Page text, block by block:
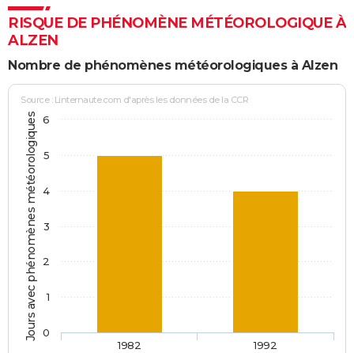
RISQUE DE PHÉNOMÈNE MÉTÉOROLOGIQUE À
ALZEN
Nombre de phénomènes météorologiques à Alzen
Jours avec phénomènes météorologiques
Source : Linternaute.com d'après les données de la CCR
1982 1992
0
1
2
3
4
5
6